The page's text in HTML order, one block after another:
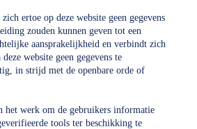
ertoe op deze website geen gegevens
zouden kunnen geven tot een
aansprakelijkheid en verbindt zich
website geen gegevens te
in strijd met de openbare orde of
het werk om de gebruikers informatie
tools ter beschikking te